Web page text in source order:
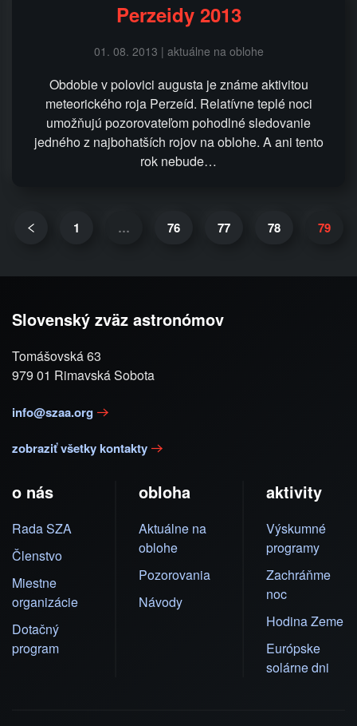
Perzeidy 2013
01. 08. 2013 | aktuálne na oblohe
Obdobie v polovici augusta je známe aktivitou
meteorického roja Perzeíd. Relatívne teplé noci
umožňujú pozorovateľom pohodlné sledovanie
jedného z najbohatších rojov na oblohe. A ani tento
rok nebude…
1 … 76 77 78 79
Slovenský zväz astronómov
Tomášovská 63
979 01 Rimavská Sobota
info@szaa.org
zobraziť všetky kontakty
o nás
Rada SZA
Členstvo
Miestne
organizácie
Dotačný
program
obloha
Aktuálne na
oblohe
Pozorovania
Návody
aktivity
Výskumné
programy
Zachráňme
noc
Hodina Zeme
Európske
solárne dni